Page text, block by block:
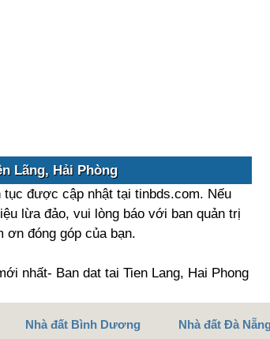
Lãng, Hải Phòng
được cập nhật tại tinbds.com. Nếu
lừa đảo, vui lòng báo với ban quản trị
ơn đóng góp của bạn.
nhất- Ban dat tai Tien Lang, Hai Phong
Nhà đất Bình Dương Nhà đất Đà Nẵng